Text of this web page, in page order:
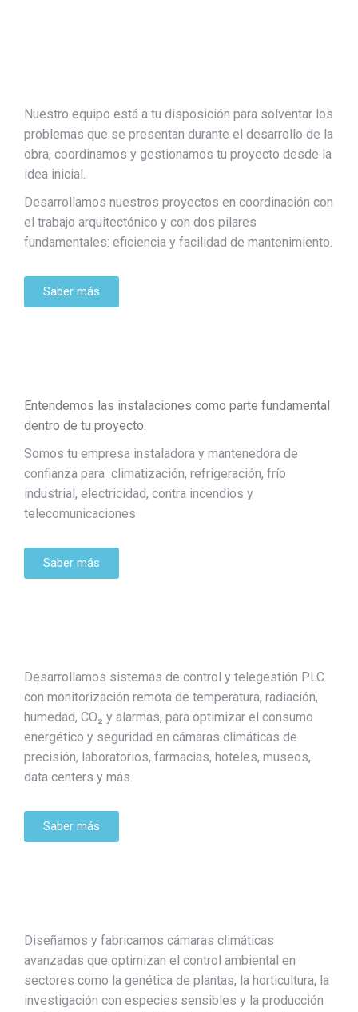
Nuestro equipo está a tu disposición para solventar los
problemas que se presentan durante el desarrollo de la
obra, coordinamos y gestionamos tu proyecto desde la
idea inicial.
Desarrollamos nuestros proyectos en coordinación con
el trabajo arquitectónico y con dos pilares
fundamentales: eficiencia y facilidad de mantenimiento.
Saber más
Entendemos las instalaciones como parte fundamental
dentro de tu proyecto.
Somos tu empresa instaladora y mantenedora de
confianza para climatización, refrigeración, frío
industrial, electricidad, contra incendios y
telecomunicaciones
Saber más
Desarrollamos sistemas de control y telegestión PLC
con monitorización remota de temperatura, radiación,
humedad, CO₂ y alarmas, para optimizar el consumo
energético y seguridad en cámaras climáticas de
precisión, laboratorios, farmacias, hoteles, museos,
data centers y más.
Saber más
Diseñamos y fabricamos cámaras climáticas
avanzadas que optimizan el control ambiental en
sectores como la genética de plantas, la horticultura, la
investigación con especies sensibles y la producción